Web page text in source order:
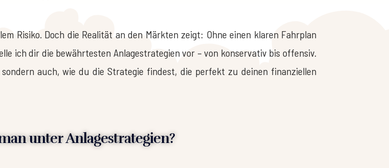
Risiko. Doch die Realität an den Märkten zeigt: Ohne einen klaren Fahrplan
ich dir die bewährtesten Anlagestrategien vor – von konservativ bis offensiv.
auch, wie du die Strategie findest, die perfekt zu deinen finanziellen
unter Anlagestrategien?